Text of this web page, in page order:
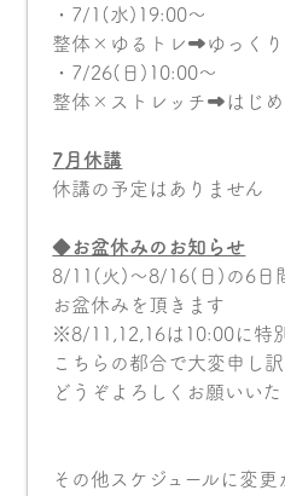
・7/1(水)19:00〜
整体×ゆるトレ➡︎ゆっくり
・7/26(日)10:00〜
整体×ストレッチ➡︎はじめ
7 月休講
休講の予定はありません
◆お盆休みのお知らせ
8/11(火)〜8/16(日)の6日
お盆休みを頂きます
※8/11,12,16は10:00に特
こちらの都合で大変申し
どうぞよろしくお願いいた
その他スケジュールに変